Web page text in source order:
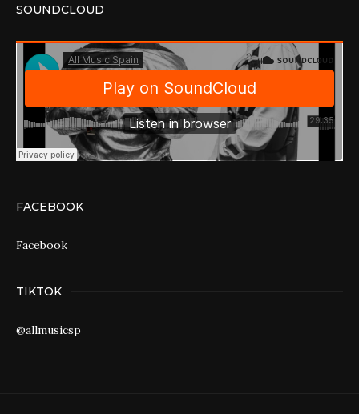
SOUNDCLOUD
FACEBOOK
Facebook
TIKTOK
@allmusicsp